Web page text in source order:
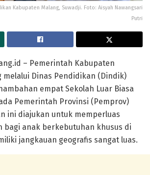
Kabupaten Malang, Suwadji. Foto: Aisyah Nawangsari
Putri
– Pemerintah Kabupaten
melalui Dinas Pendidikan (Dindik)
empat Sekolah Luar Biasa
Pemerintah Provinsi (Pemprov)
ini diajukan untuk memperluas
bagi anak berkebutuhan khusus di
jangkauan geografis sangat luas.